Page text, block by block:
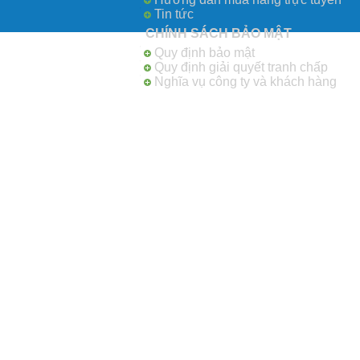
Tin tức
CHÍNH SÁCH BẢO MẬT
Quy định bảo mật
Quy định giải quyết tranh chấp
Nghĩa vụ công ty và khách hàng